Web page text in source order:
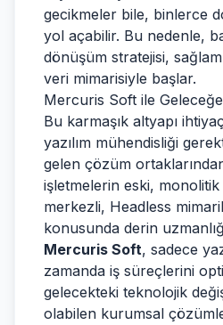
gecikmeler bile, binlerce
yol açabilir. Bu nedenle,
dönüşüm stratejisi,
veri mimarisiyle başlar.
Mercuris Soft ile Geleceğe
Bu karmaşık altyapı
yazılım mühendisliği
gelen çözüm
işletmelerin eski, monolitik
merkezli, Headless
konusunda derin
Mercuris Soft, sadece
zamanda iş süreçlerini
gelecekteki teknolojik
olabilen kurumsal